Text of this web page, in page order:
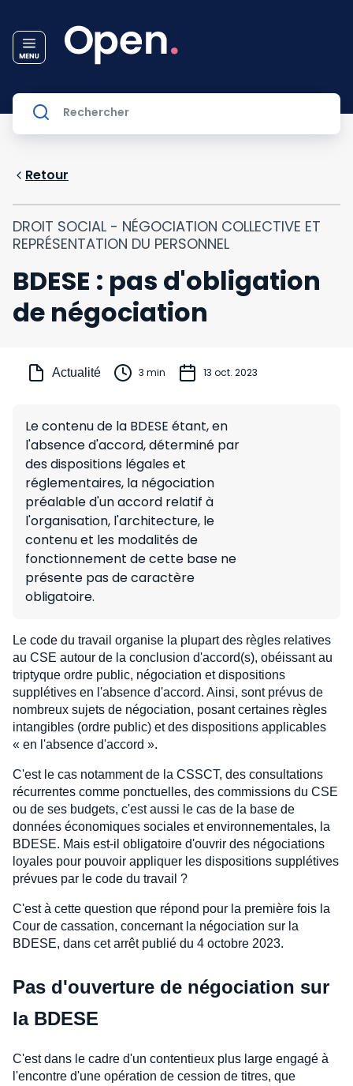
Retour
DROIT SOCIAL - NÉGOCIATION COLLECTIVE ET
REPRÉSENTATION DU PERSONNEL
BDESE : pas d'obligation
de négociation
Actualité 3 min 13 oct. 2023
Le contenu de la BDESE étant, en
l'absence d'accord, déterminé par
des dispositions légales et
réglementaires, la négociation
préalable d'un accord relatif à
l'organisation, l'architecture, le
contenu et les modalités de
fonctionnement de cette base ne
présente pas de caractère
obligatoire.
Le code du travail organise la plupart des règles relatives
au CSE autour de la conclusion d'accord(s), obéissant au
triptyque ordre public, négociation et dispositions
supplétives en l'absence d'accord. Ainsi, sont prévus de
nombreux sujets de négociation, posant certaines règles
intangibles (ordre public) et des dispositions applicables
« en l'absence d'accord ».
C'est le cas notamment de la CSSCT, des consultations
récurrentes comme ponctuelles, des commissions du CSE
ou de ses budgets, c'est aussi le cas de la base de
données économiques sociales et environnementales, la
BDESE. Mais est-il obligatoire d'ouvrir des négociations
loyales pour pouvoir appliquer les dispositions supplétives
prévues par le code du travail ?
C'est à cette question que répond pour la première fois la
Cour de cassation, concernant la négociation sur la
BDESE, dans cet arrêt publié du 4 octobre 2023.
Pas d'ouverture de négociation sur
la BDESE
C'est dans le cadre d'un contentieux plus large engagé à
l'encontre d'une opération de cession de titres, que